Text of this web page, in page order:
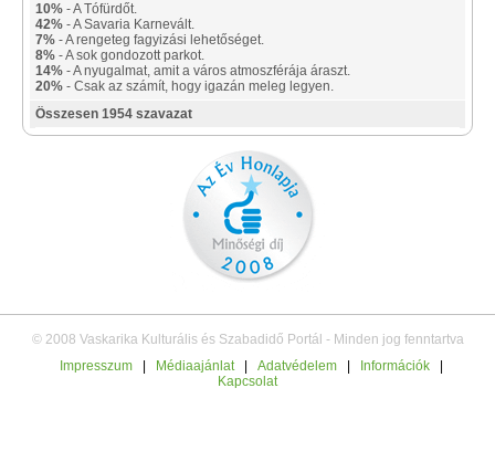
10% - A Tófürdőt.
42% - A Savaria Karnevált.
7% - A rengeteg fagyizási lehetőséget.
8% - A sok gondozott parkot.
14% - A nyugalmat, amit a város atmoszférája áraszt.
20% - Csak az számít, hogy igazán meleg legyen.
Összesen 1954 szavazat
© 2008 Vaskarika Kulturális és Szabadidő Portál - Minden jog fenntartva
Impresszum
Médiaajánlat Adatvédelem Információk
Kapcsolat